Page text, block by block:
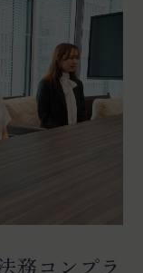
務コンプラ